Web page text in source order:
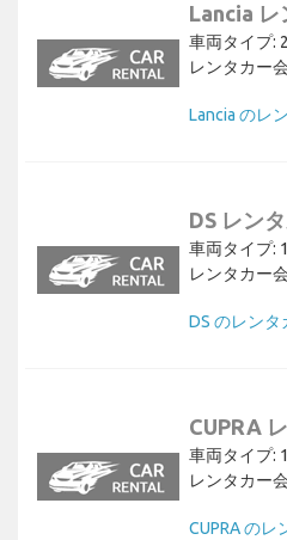
Lancia レ
車両タイプ: 2
レンタカー
Lancia のレ
DS レン
車両タイプ: 1
レンタカー
DS のレン
CUPRA
車両タイプ: 1
レンタカー
CUPRA のレ